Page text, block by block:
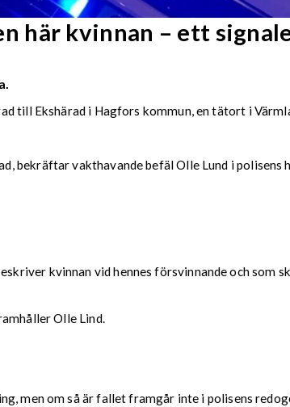
här kvinnan – ett
till Ekshärad i Hagfors kommun, en tätort i
bekräftar vakthavande befäl Olle Lund i polisens
kvinnan vid hennes försvinnande och som
Olle Lind.
men om så är fallet framgår inte i polisens